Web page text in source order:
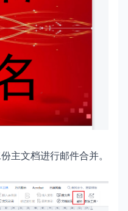
主文档进行邮件合并。